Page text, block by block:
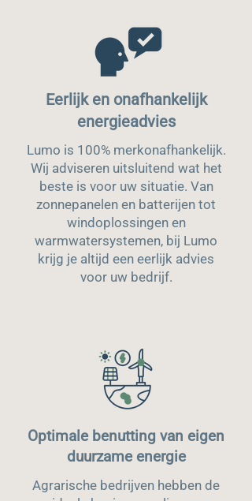
Eerlijk en onafhankelijk
energieadvies
Lumo is 100% merkonafhankelijk.
Wij adviseren uitsluitend wat het
beste is voor uw situatie. Van
zonnepanelen en batterijen tot
windoplossingen en
warmwatersystemen, bij Lumo
krijg je altijd een eerlijk advies
voor uw bedrijf.
Optimale benutting van eigen
duurzame energie
Agrarische bedrijven hebben de